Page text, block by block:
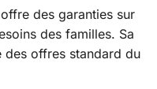
des garanties sur
des familles. Sa
offres standard du